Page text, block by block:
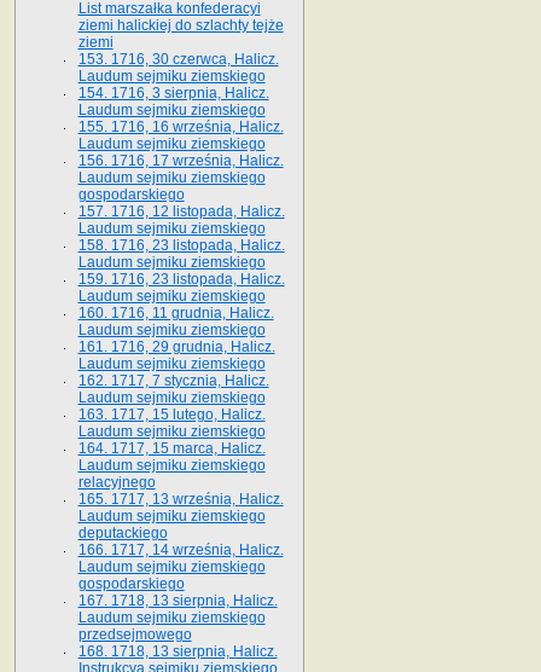
List marszałka konfederacyi
ziemi halickiej do szlachty tejże
ziemi
153. 1716, 30 czerwca, Halicz.
Laudum sejmiku ziemskiego
154. 1716, 3 sierpnia, Halicz.
Laudum sejmiku ziemskiego
155. 1716, 16 września, Halicz.
Laudum sejmiku ziemskiego
156. 1716, 17 września, Halicz.
Laudum sejmiku ziemskiego
gospodarskiego
157. 1716, 12 listopada, Halicz.
Laudum sejmiku ziemskiego
158. 1716, 23 listopada, Halicz.
Laudum sejmiku ziemskiego
159. 1716, 23 listopada, Halicz.
Laudum sejmiku ziemskiego
160. 1716, 11 grudnia, Halicz.
Laudum sejmiku ziemskiego
161. 1716, 29 grudnia, Halicz.
Laudum sejmiku ziemskiego
162. 1717, 7 stycznia, Halicz.
Laudum sejmiku ziemskiego
163. 1717, 15 lutego, Halicz.
Laudum sejmiku ziemskiego
164. 1717, 15 marca, Halicz.
Laudum sejmiku ziemskiego
relacyjnego
165. 1717, 13 września, Halicz.
Laudum sejmiku ziemskiego
deputackiego
166. 1717, 14 września, Halicz.
Laudum sejmiku ziemskiego
gospodarskiego
167. 1718, 13 sierpnia, Halicz.
Laudum sejmiku ziemskiego
przedsejmowego
168. 1718, 13 sierpnia, Halicz.
Instrukcya sejmiku ziemskiego